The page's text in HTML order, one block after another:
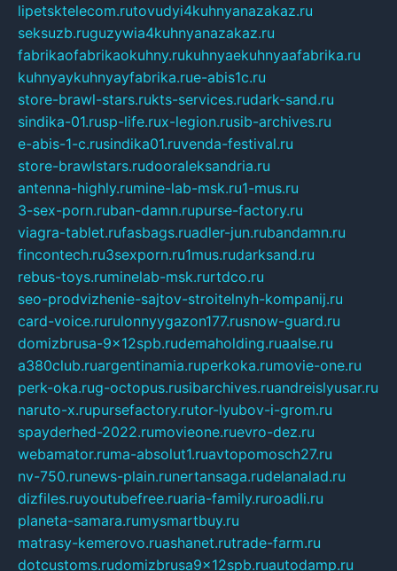
lipetsktelecom.rutovudyi4kuhnyanazakaz.ru
seksuzb.ruguzywia4kuhnyanazakaz.ru
fabrikaofabrikaokuhny.rukuhnyaekuhnyaafabrika.ru
kuhnyaykuhnyayfabrika.rue-abis1c.ru
store-brawl-stars.rukts-services.rudark-sand.ru
sindika-01.rusp-life.rux-legion.rusib-archives.ru
e-abis-1-c.rusindika01.ruvenda-festival.ru
store-brawlstars.rudooraleksandria.ru
antenna-highly.rumine-lab-msk.ru1-mus.ru
3-sex-porn.ruban-damn.rupurse-factory.ru
viagra-tablet.rufasbags.ruadler-jun.rubandamn.ru
fincontech.ru3sexporn.ru1mus.rudarksand.ru
rebus-toys.ruminelab-msk.rurtdco.ru
seo-prodvizhenie-sajtov-stroitelnyh-kompanij.ru
card-voice.rurulonnyygazon177.rusnow-guard.ru
domizbrusa-9x12spb.rudemaholding.ruaalse.ru
a380club.ruargentinamia.ruperkoka.rumovie-one.ru
perk-oka.rug-octopus.rusibarchives.ruandreislyusar.ru
naruto-x.rupursefactory.rutor-lyubov-i-grom.ru
spayderhed-2022.rumovieone.ruevro-dez.ru
webamator.ruma-absolut1.ruavtopomosch27.ru
nv-750.runews-plain.runertansaga.rudelanalad.ru
dizfiles.ruyoutubefree.ruaria-family.ruroadli.ru
planeta-samara.rumysmartbuy.ru
matrasy-kemerovo.ruashanet.rutrade-farm.ru
dotcustoms.rudomizbrusa9x12spb.ruautodamp.ru